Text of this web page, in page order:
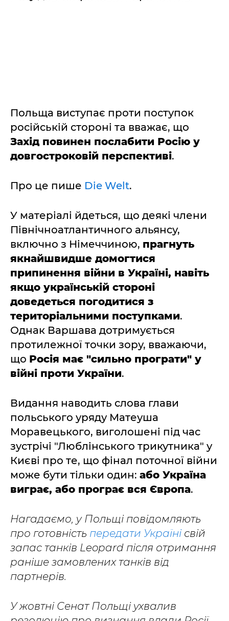
Польща виступає проти поступок
російській стороні та вважає, що
Захід повинен послабити Росію у
довгостроковій перспективі.
Про це пише Die Welt.
У матеріалі йдеться, що деякі члени
Північноатлантичного альянсу,
включно з Німеччиною, прагнуть
якнайшвидше домогтися
припинення війни в Україні, навіть
якщо українській стороні
доведеться погодитися з
територіальними поступками.
Однак Варшава дотримується
протилежної точки зору, вважаючи,
що Росія має "сильно програти" у
війні проти України.
Видання наводить слова глави
польського уряду Матеуша
Моравецького, виголошені під час
зустрічі "Люблінського трикутника" у
Києві про те, що фінал поточної війни
може бути тільки один: або Україна
виграє, або програє вся Європа.
Нагадаємо, у Польщі повідомляють
про готовність передати Україні свій
запас танків Leopard після отримання
раніше замовлених танків від
партнерів.
У жовтні Сенат Польщі ухвалив